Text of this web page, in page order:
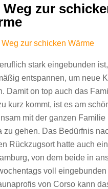
Weg zur
stark eingebunden
entspannen, um neue
Damit on top auch das
kurz kommt, ist es am
mit der ganzen
zu gehen. Das Bedürfnis
Rückzugsort hatte auch
von dem beide in
voll
von Corso kann